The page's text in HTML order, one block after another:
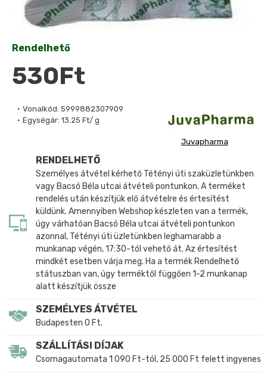
Vonalkód: 5999882307909
Egységár: 13.25 Ft/ g
Juvapharma
Rendelhető
530Ft
RENDELHETŐ
Személyes átvétel kérhető Tétényi úti szaküzletünkben
vagy Bacsó Béla utcai átvételi pontunkon. A terméket
rendelés után készítjük elő átvételre és értesítést
küldünk. Amennyiben Webshop készleten van a termék,
úgy várhatóan Bacsó Béla utcai átvételi pontunkon
azonnal, Tétényi úti üzletünkben leghamarabb a
munkanap végén, 17:30-tól vehető át. Az értesítést
mindkét esetben várja meg. Ha a termék Rendelhető
státuszban van, úgy terméktől függően 1-2 munkanap
alatt készítjük össze
SZEMÉLYES ÁTVÉTEL
Budapesten 0 Ft.
SZÁLLÍTÁSI DÍJAK
Csomagautomata 1 090 Ft-tól, 25 000 Ft felett ingyenes